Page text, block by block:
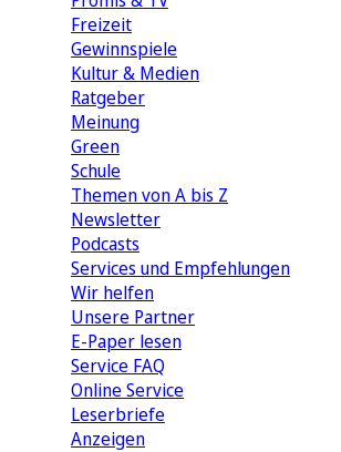
Freizeit
Gewinnspiele
Kultur & Medien
Ratgeber
Meinung
Green
Schule
Themen von A bis Z
Newsletter
Podcasts
Services und Empfehlungen
Wir helfen
Unsere Partner
E-Paper lesen
Service FAQ
Online Service
Leserbriefe
Anzeigen